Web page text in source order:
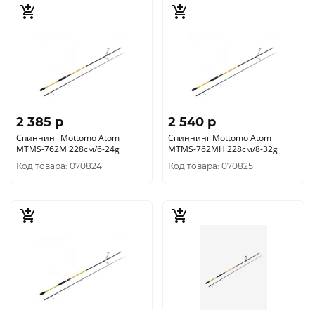
2 385 p
Спиннинг Mottomo Atom
MTMS-762M 228см/6-24g
Код товара: 070824
2 540 p
Спиннинг Mottomo Atom
MTMS-762MH 228см/8-32g
Код товара: 070825